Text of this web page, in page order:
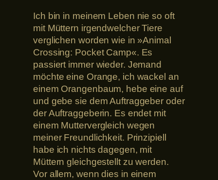
Ich bin in meinem Leben nie so oft
mit Müttern irgendwelcher Tiere
verglichen worden wie in »Animal
Crossing: Pocket Camp«. Es
passiert immer wieder. Jemand
möchte eine Orange, ich wackel an
einem Orangenbaum, hebe eine auf
und gebe sie dem Auftraggeber oder
der Auftraggeberin. Es endet mit
einem Muttervergleich wegen
meiner Freundlichkeit. Prinzipiell
habe ich nichts dagegen, mit
Müttern gleichgestellt zu werden.
Vor allem, wenn dies in einem